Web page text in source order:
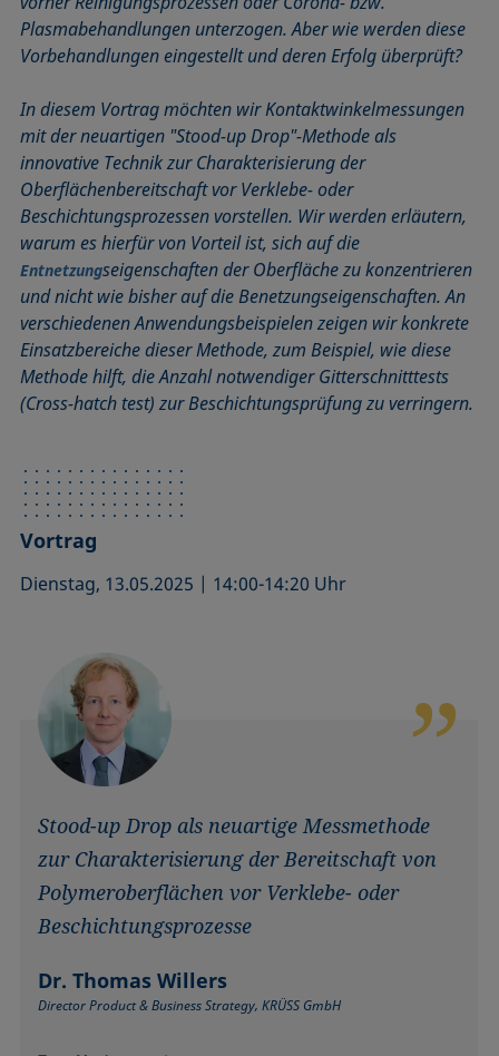
Plasmabehandlungen unterzogen. Aber wie werden diese
Vorbehandlungen eingestellt und deren Erfolg überprüft?
In diesem Vortrag möchten wir Kontaktwinkelmessungen
mit der neuartigen "Stood-up Drop"-Methode als
innovative Technik zur Charakterisierung der
Oberflächenbereitschaft vor Verklebe- oder
Beschichtungsprozessen vorstellen. Wir werden erläutern,
warum es hierfür von Vorteil ist, sich auf die
Entnetzungseigenschaften der Oberfläche zu konzentrieren
und nicht wie bisher auf die Benetzungseigenschaften. An
verschiedenen Anwendungsbeispielen zeigen wir konkrete
Einsatzbereiche dieser Methode, zum Beispiel, wie diese
Methode hilft, die Anzahl notwendiger Gitterschnitttests
(Cross-hatch test) zur Beschichtungsprüfung zu verringern.
Vortrag
Dienstag, 13.05.2025 | 14:00-14:20 Uhr
Stood-up Drop als neuartige Messmethode
zur Charakterisierung der Bereitschaft von
Polymeroberflächen vor Verklebe- oder
Beschichtungsprozesse
Dr. Thomas Willers
Director Product & Business Strategy, KRÜSS GmbH